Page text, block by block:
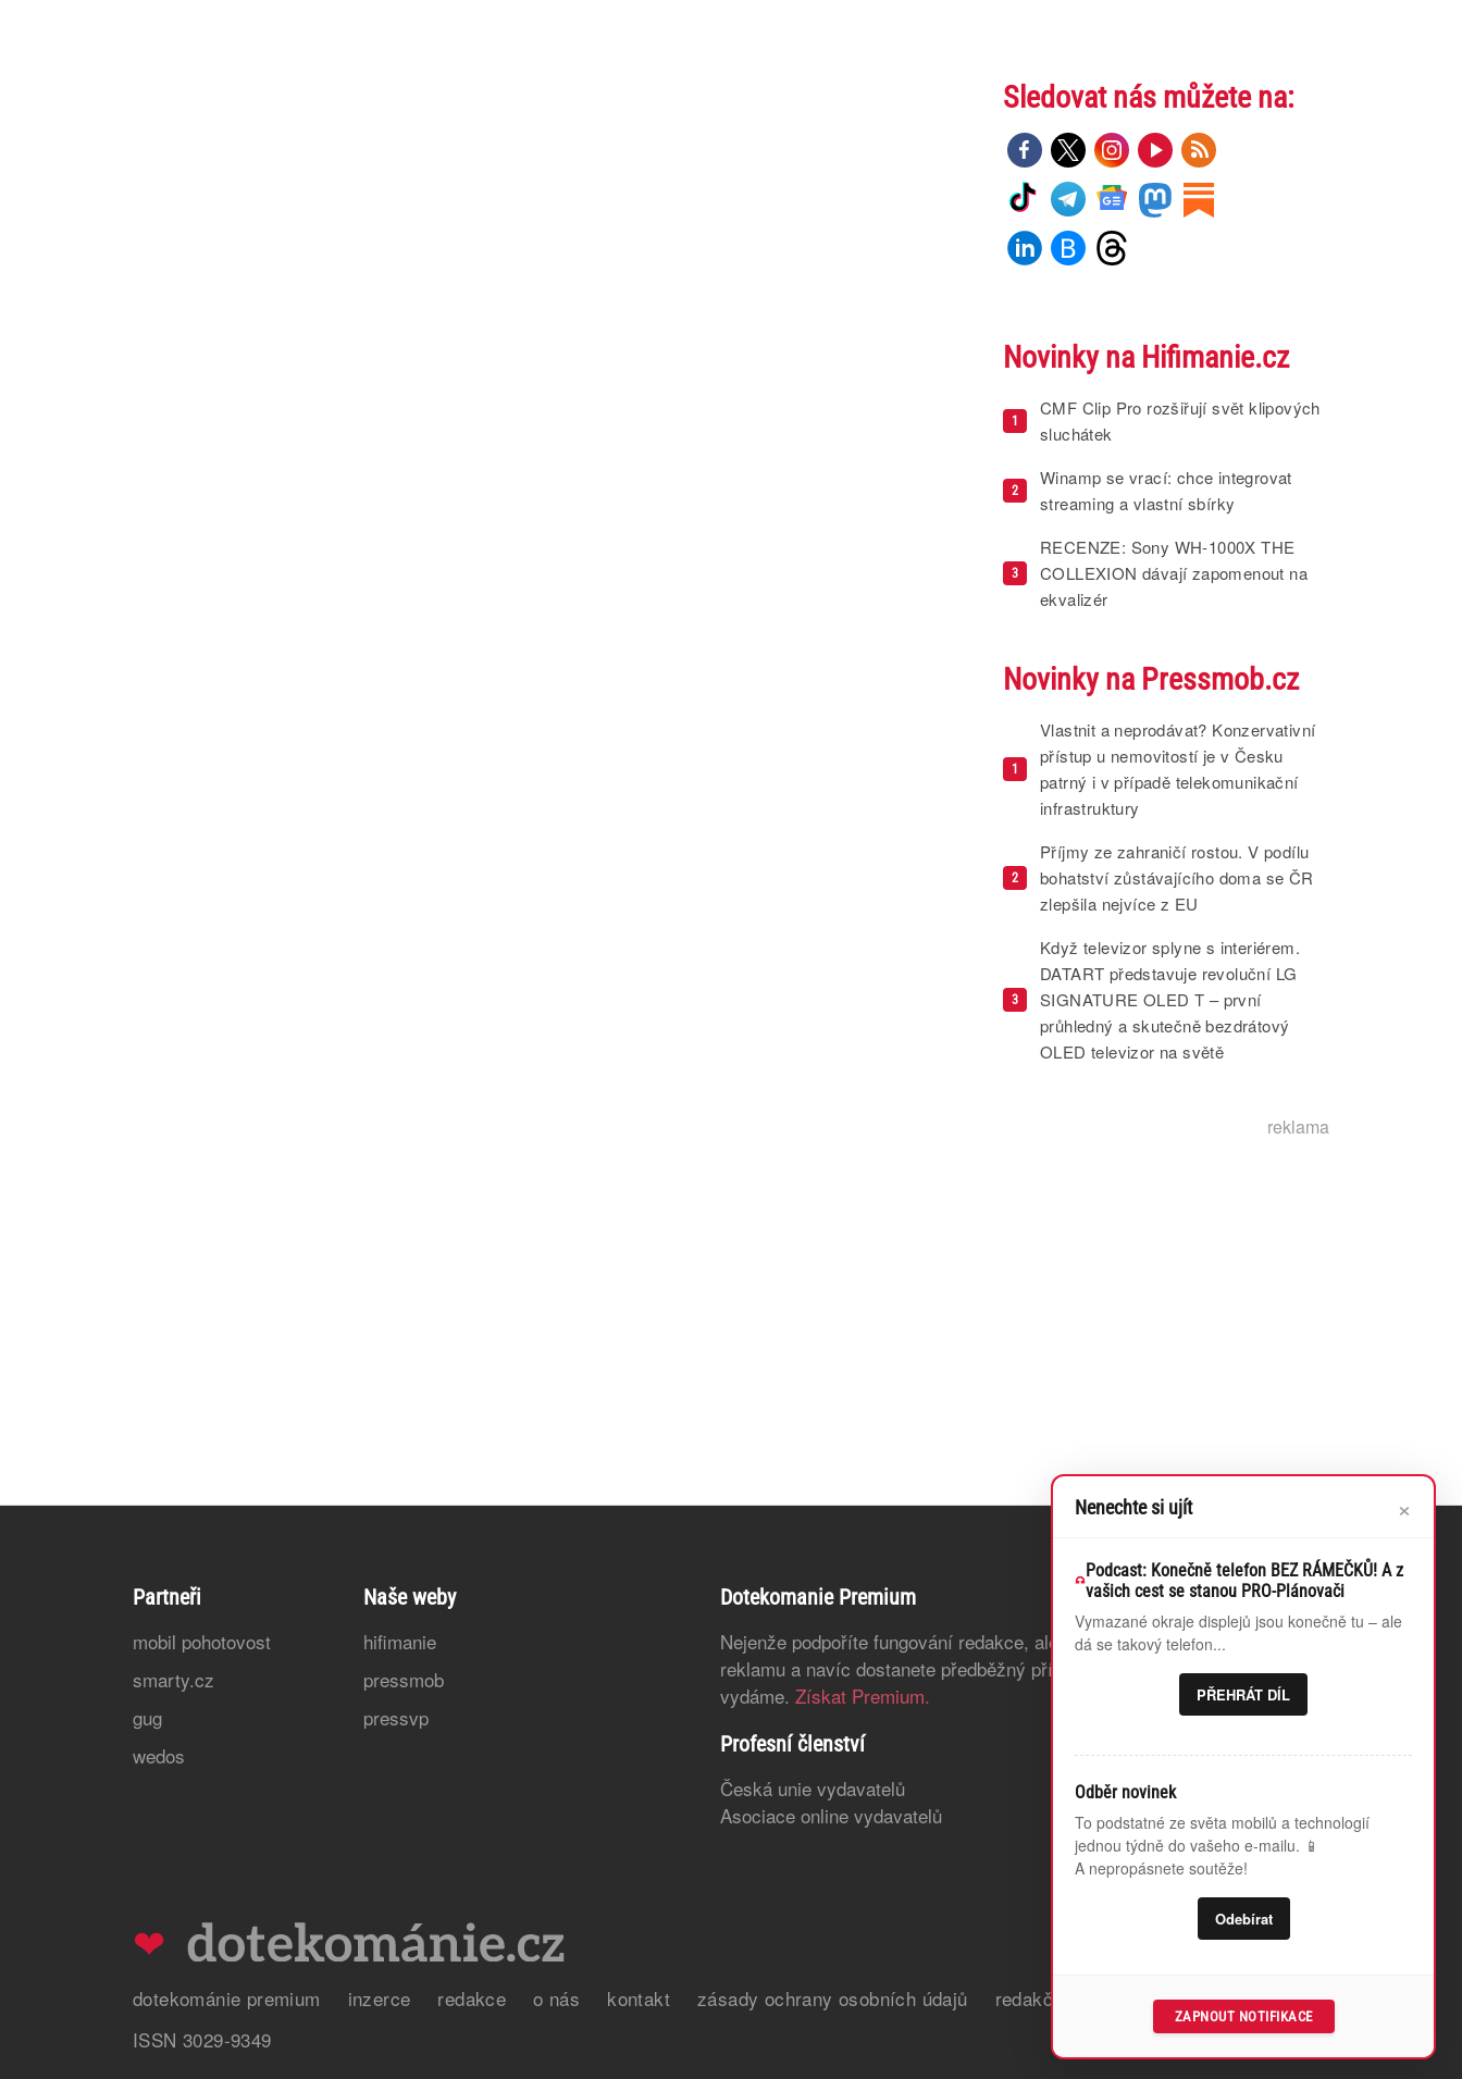
Sledovat nás můžete na:
Novinky na Hifimanie.cz
1
CMF Clip Pro rozšiřují svět klipových
sluchátek
2
Winamp se vrací: chce integrovat
streaming a vlastní sbírky
3
RECENZE: Sony WH-1000X THE
COLLEXION dávají zapomenout na
ekvalizér
Novinky na Pressmob.cz
1
Vlastnit a neprodávat? Konzervativní
přístup u nemovitostí je v Česku
patrný i v případě telekomunikační
infrastruktury
2
Příjmy ze zahraničí rostou. V podílu
bohatství zůstávajícího doma se ČR
zlepšila nejvíce z EU
3
Když televizor splyne s interiérem.
DATART představuje revoluční LG
SIGNATURE OLED T – první
průhledný a skutečně bezdrátový
OLED televizor na světě
reklama
Partneři
mobil pohotovost
smarty.cz
gug
wedos
Naše weby
hifimanie
pressmob
pressvp
Dotekomanie Premium
Nejenže podpoříte fungování redakce, ale také odstraníme bannerovou
reklamu a navíc dostanete předběžný přístup k článkům, které teprve
vydáme. Získat Premium.
Profesní členství
Česká unie vydavatelů
Asociace online vydavatelů
❤
dotekománie premium inzerce redakce o nás kontakt zásady ochrany osobních údajů
redakční zásady a etický kodex
ISSN 3029-9349
Nenechte si ujít ×
Podcast: Konečně telefon BEZ RÁMEČKŮ! A z
vašich cest se stanou PRO-Plánovači
Vymazané okraje displejů jsou konečně tu – ale
dá se takový telefon...
PŘEHRÁT DÍL
Odběr novinek
To podstatné ze světa mobilů a technologií
jednou týdně do vašeho e-mailu. 📱
A nepropásnete soutěže!
Odebírat
ZAPNOUT NOTIFIKACE